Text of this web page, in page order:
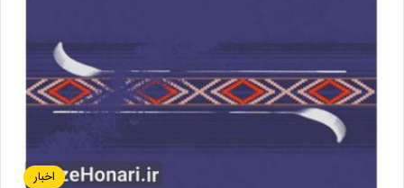
اخبار